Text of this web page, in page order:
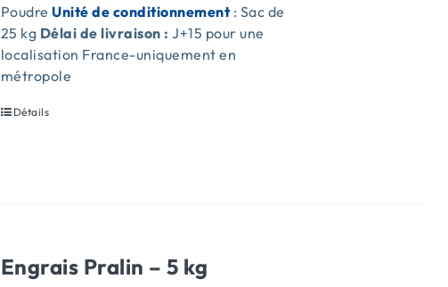
PoudreUnité de conditionnement: Sac de
25 kg Délai de livraison : J+15 pour une
localisation France-uniquement en
métropole
Détails
Engrais Pralin – 5 kg